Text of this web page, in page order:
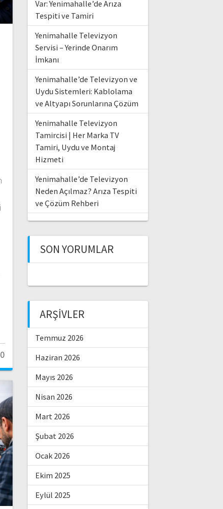
0
Var: Yenimahalle’de Arıza
Tespiti ve Tamiri
Yenimahalle Televizyon
Servisi – Yerinde Onarım
İmkanı
Yenimahalle’de Televizyon ve
Uydu Sistemleri: Kablolama
ve Altyapı Sorunlarına Çözüm
Yenimahalle Televizyon
Tamircisi | Her Marka TV
Tamiri, Uydu ve Montaj
Hizmeti
Yenimahalle’de Televizyon
Neden Açılmaz? Arıza Tespiti
ve Çözüm Rehberi
SON YORUMLAR
ARŞIVLER
Temmuz 2026
Haziran 2026
Mayıs 2026
Nisan 2026
Mart 2026
Şubat 2026
Ocak 2026
Ekim 2025
Eylül 2025